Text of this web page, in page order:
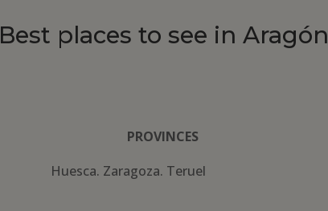
Best places to see in Aragón
PROVINCES
Huesca. Zaragoza. Teruel